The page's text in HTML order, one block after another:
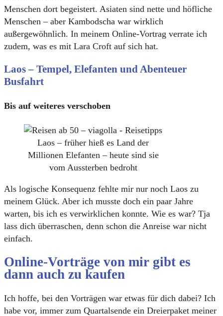
Menschen dort begeistert. Asiaten sind nette und höfliche
Menschen – aber Kambodscha war wirklich
außergewöhnlich. In meinem Online-Vortrag verrate ich
zudem, was es mit Lara Croft auf sich hat.
Laos – Tempel, Elefanten und Abenteuer
Busfahrt
Bis auf weiteres verschoben
Laos – früher hieß es Land der
Millionen Elefanten – heute sind sie
vom Aussterben bedroht
Als logische Konsequenz fehlte mir nur noch Laos zu
meinem Glück. Aber ich musste doch ein paar Jahre
warten, bis ich es verwirklichen konnte. Wie es war? Tja
lass dich überraschen, denn schon die Anreise war nicht
einfach.
Online-Vorträge von mir gibt es
dann auch zu kaufen
Ich hoffe, bei den Vorträgen war etwas für dich dabei? Ich
habe vor, immer zum Quartalsende ein Dreierpaket meiner